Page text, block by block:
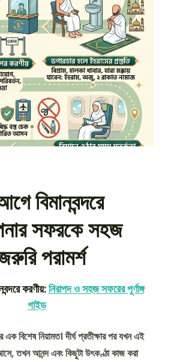
বিমানবন্দরে
সফরকে সহজ
পরামর্শ
করণীয়:নিরাপদ ও সহজ সফরের পূর্ণাঙ্গ
গাইড
বিশেষ নিয়ামত। দীর্ঘ প্রতীক্ষার পর যখন এই
তখন আনন্দ এবং কিছুটা উৎকণ্ঠা কাজ করা